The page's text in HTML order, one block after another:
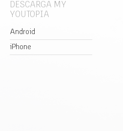
DESCARGA MY
YOUTOPIA
Android
iPhone